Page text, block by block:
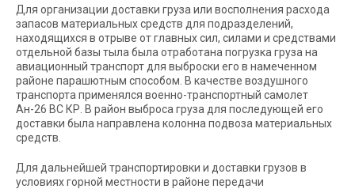
Для организации доставки груза или восполнения расхода
запасов материальных средств для подразделений,
находящихся в отрыве от главных сил, силами и средствами
отдельной базы тыла была отработана погрузка груза на
авиационный транспорт для выброски его в намеченном
районе парашютным способом. В качестве воздушного
транспорта применялся военно-транспортный самолет
Ан-26 ВС КР. В район выброса груза для последующей его
доставки была направлена колонна подвоза материальных
средств.
Для дальнейшей транспортировки и доставки грузов в
условиях горной местности в районе передачи